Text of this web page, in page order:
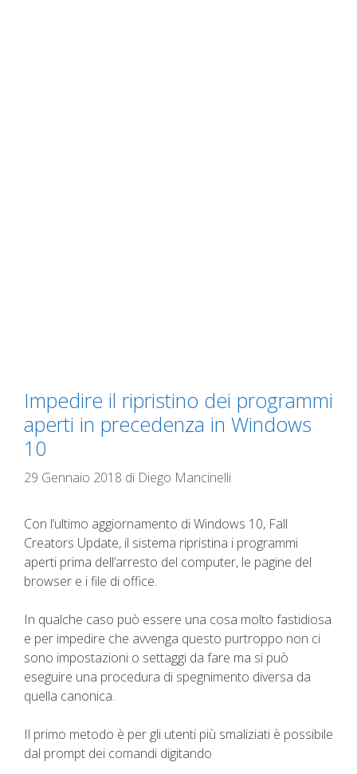
Impedire il ripristino dei programmi
aperti in precedenza in Windows
10
29 Gennaio 2018 di Diego Mancinelli
Con l’ultimo aggiornamento di Windows 10, Fall
Creators Update, il sistema ripristina i programmi
aperti prima dell’arresto del computer, le pagine del
browser e i file di office.
In qualche caso può essere una cosa molto fastidiosa
e per impedire che avvenga questo purtroppo non ci
sono impostazioni o settaggi da fare ma si può
eseguire una procedura di spegnimento diversa da
quella canonica.
Il primo metodo è per gli utenti più smaliziati è possibile
dal prompt dei comandi digitando